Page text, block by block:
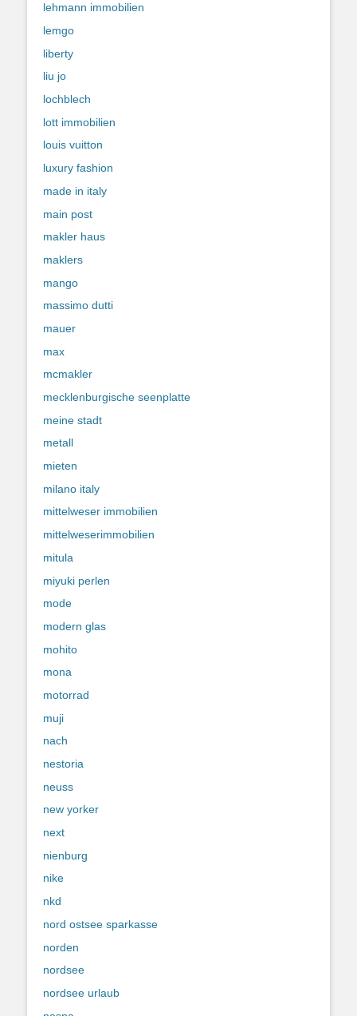
lehmann immobilien
lemgo
liberty
liu jo
lochblech
lott immobilien
louis vuitton
luxury fashion
made in italy
main post
makler haus
maklers
mango
massimo dutti
mauer
max
mcmakler
mecklenburgische seenplatte
meine stadt
metall
mieten
milano italy
mittelweser immobilien
mittelweserimmobilien
mitula
miyuki perlen
mode
modern glas
mohito
mona
motorrad
muji
nach
nestoria
neuss
new yorker
next
nienburg
nike
nkd
nord ostsee sparkasse
norden
nordsee
nordsee urlaub